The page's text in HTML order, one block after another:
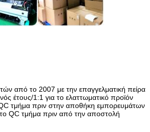
από το 2007 με την επαγγελματική πείρα
έτους/1:1 για το ελαττωματικό προϊόν
τμήμα πριν στην αποθήκη εμπορευμάτων
QC τμήμα πριν από την αποστολή